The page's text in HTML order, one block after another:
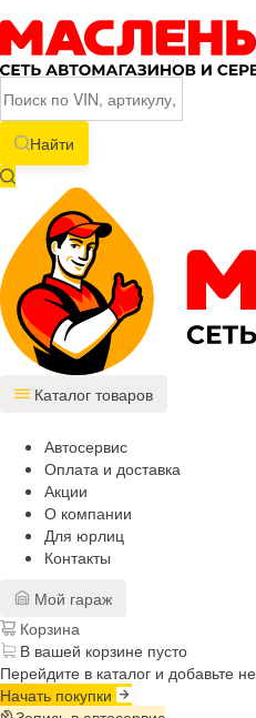
Найти
Каталог товаров
Автосервис
Оплата и доставка
Акции
О компании
Для юрлиц
Контакты
Мой гараж
Корзина
В вашей корзине пусто
Перейдите в каталог и добавьте
Начать покупки